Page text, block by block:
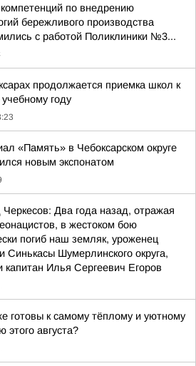
по внедрению
бережливого производства
с работой Поликлиники №3...
продолжается приемка школ к
году
«Память» в Чебоксарском округе
новым экспонатом
Два года назад, отражая
в жестоком бою
погиб наш земляк, уроженец
Синькасы Шумерлинского округа,
капитан Илья Сергеевич Егоров
готовы к самому тёплому и уютному
этого августа?